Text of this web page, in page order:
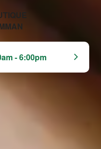
- 6:00pm